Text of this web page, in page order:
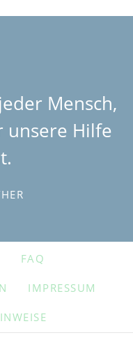
Mensch,
unsere Hilfe
FAQ
IMPRESSUM